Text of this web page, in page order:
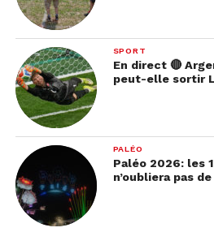
SPORT
En direct 🔴
peut-elle sortir
PALÉO
Paléo 2026: les
n’oubliera pas